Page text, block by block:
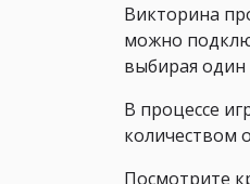
Викторина
можно
выбирая один
В процессе
количеством
Посмотрите